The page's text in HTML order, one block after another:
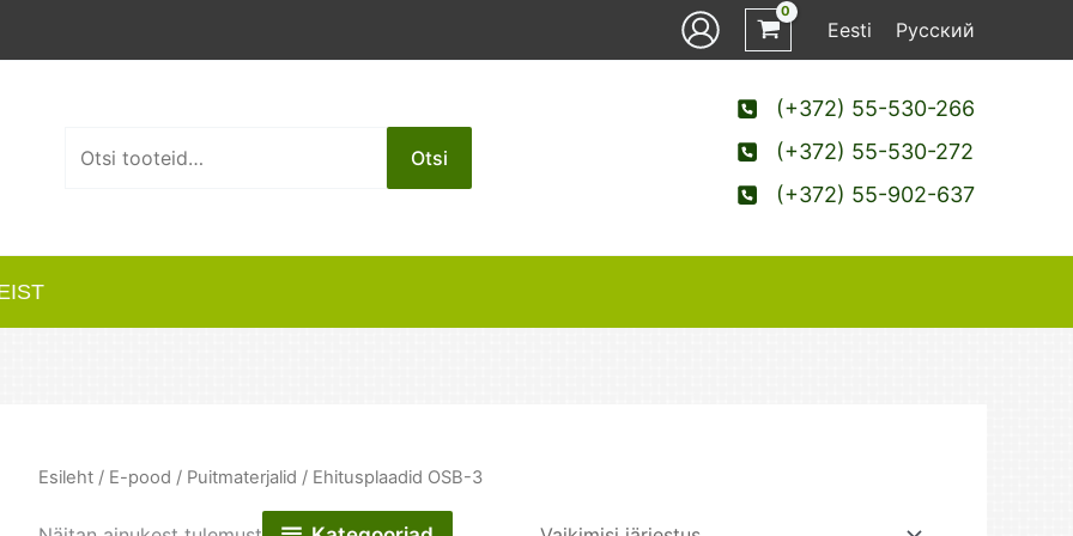
Eesti Русский
Otsi
(+372) 55-530-266
(+372) 55-530-272
(+372) 55-902-637
Esileht / E-pood / Puitmaterjalid / Ehitusplaadid OSB-3